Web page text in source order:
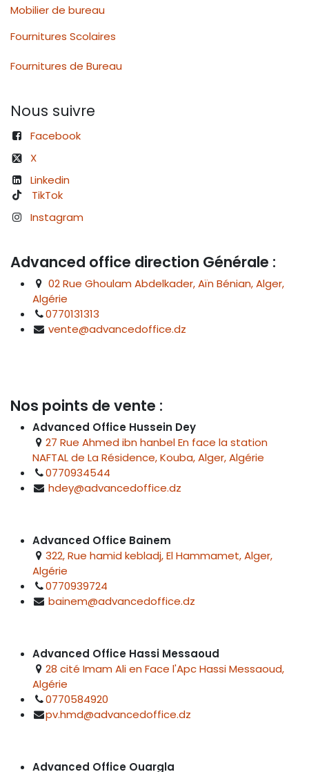
Mobilier de bureau
Fournitures Scolaires
Fournitures de Bureau
Nous suivre
Facebook
X
Linkedin
TikTok
Instagram
Advanced office direction Générale :
02 Rue Ghoulam Abdelkader, Aïn Bénian, Alger,
Algérie
0770131313
vente@advancedoffice.dz
Nos points de vente :
Advanced Office Hussein Dey
27 Rue Ahmed ibn hanbel En face la station
NAFTAL de La Résidence, Kouba, Alger, Algérie
0770934544
hdey@advancedoffice.dz
Advanced Office Bainem
322, Rue hamid kebladj, El Hammamet, Alger,
Algérie
0770939724
bainem@advancedoffice.dz
Advanced Office Hassi Messaoud
28 cité Imam Ali en Face l'Apc Hassi Messaoud,
Algérie
0770584920
pv.hmd@advancedoffice.dz
Advanced Office Ouargla